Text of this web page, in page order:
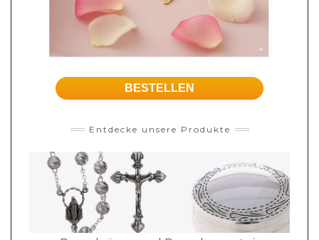
BESTELLEN
Entdecke unsere Produkte